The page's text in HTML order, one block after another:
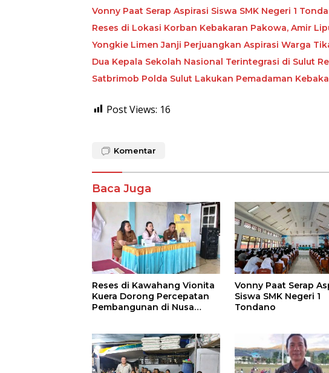
Vonny Paat Serap Aspirasi Siswa SMK Negeri 1
Reses di Lokasi Korban Kebakaran Pakowa, Amir
Yongkie Limen Janji Perjuangkan Aspirasi Warga
Dua Kepala Sekolah Nasional Terintegrasi di Sulut
Satbrimob Polda Sulut Lakukan Pemadaman
Post Views: 16
Komentar
Baca Juga
Reses di Kawahang Vionita
Kuera Dorong Percepatan
Pembangunan di Nusa
Vonny Paat Serap
Siswa SMK Negeri 1
Tondano